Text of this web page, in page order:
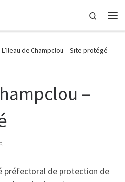
Search
L’Ileau de Champclou – Site protégé
–
préfectoral de protection de